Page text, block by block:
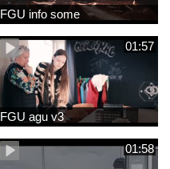
FGU info some
01:57
FGU agu v3
01:58